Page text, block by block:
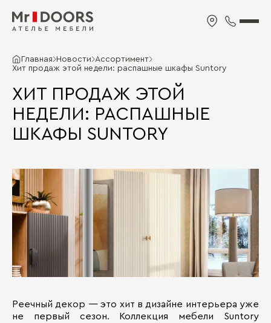
Главная Новости Ассортимент
Хит продаж этой недели: распашные шкафы Suntory
ХИТ ПРОДАЖ ЭТОЙ
НЕДЕЛИ: РАСПАШНЫЕ
ШКАФЫ SUNTORY
Реечный декор — это хит в дизайне интерьера уже
не первый сезон. Коллекция мебели Suntory